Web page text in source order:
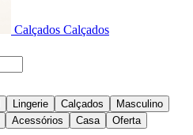
Calçados Calçados
Lingerie Calçados
Masculino
Acessórios Casa Oferta